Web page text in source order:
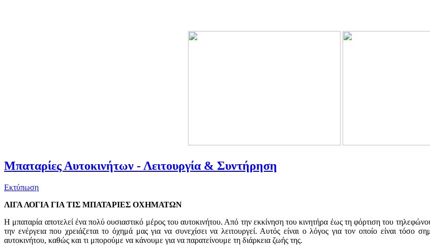
Μπαταρίες Αυτοκινήτων - Λειτουργία & Συντήρηση
Εκτύπωση
ΛΙΓΑ ΛΟΓΙΑ ΓΙΑ ΤΙΣ ΜΠΑΤΑΡΙΕΣ ΟΧΗΜΑΤΩΝ
Η μπαταρία αποτελεί ένα πολύ ουσιαστικό μέρος του αυτοκινήτου. Από την εκκίνηση του κινητήρα έως τη φόρτιση του
την ενέργεια που χρειάζεται το όχημά μας για να συνεχίσει να λειτουργεί. Αυτός είναι ο λόγος για τον οποίο είναι τόσο
αυτοκινήτου, καθώς και τι μπορούμε να κάνουμε για να παρατείνουμε τη διάρκεια ζωής της.